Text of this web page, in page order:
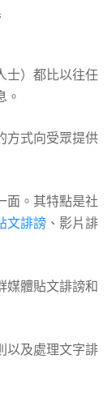
士）都比以往任
。
方式向受眾提供
面。其特點是社
文誹謗 、影片誹
媒體貼文誹謗和
以及處理文字誹